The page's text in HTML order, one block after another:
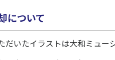
について
だいたイラストは大和ミュー